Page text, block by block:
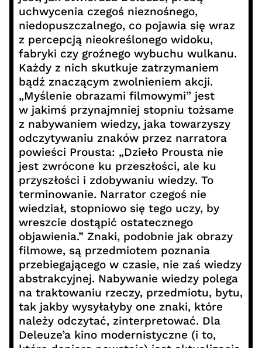
uchwycenia czegoś nieznośnego,
niedopuszczalnego, co pojawia się wraz
z percepcją nieokreślonego widoku,
fabryki czy groźnego wybuchu wulkanu.
Każdy z nich skutkuje zatrzymaniem
bądź znaczącym zwolnieniem akcji.
„Myślenie obrazami filmowymi” jest
w jakimś przynajmniej stopniu tożsame
z nabywaniem wiedzy, jaka towarzyszy
odczytywaniu znaków przez narratora
powieści Prousta: „Dzieło Prousta nie
jest zwrócone ku przeszłości, ale ku
przyszłości i zdobywaniu wiedzy. To
terminowanie. Narrator czegoś nie
wiedział, stopniowo się tego uczy, by
wreszcie dostąpić ostatecznego
objawienia.” Znaki, podobnie jak obrazy
filmowe, są przedmiotem poznania
przebiegającego w czasie, nie zaś wiedzy
abstrakcyjnej. Nabywanie wiedzy polega
na traktowaniu rzeczy, przedmiotu, bytu,
tak jakby wysyłałyby one znaki, które
należy odczytać, zinterpretować. Dla
Deleuze’a kino modernistyczne (i to,